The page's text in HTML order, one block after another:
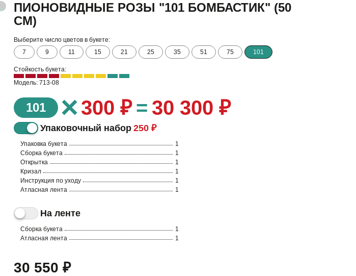
ПИОНОВИДНЫЕ РОЗЫ "101 БОМБАСТИК" (50
СМ)
Выберите число цветов в букете:
7
9 11 15 21 25 35 51 75 101
Стойкость букета:
Модель: 713-08
101 ×300 ₽ = 30 300 ₽
Упаковочный набор 250 ₽
Упаковка букета
1
Сборка букета
1
Открытка
1
Кризал
1
Инструкция по уходу
1
Атласная лента
1
На ленте
Сборка букета
1
Атласная лента
1
30 550 ₽